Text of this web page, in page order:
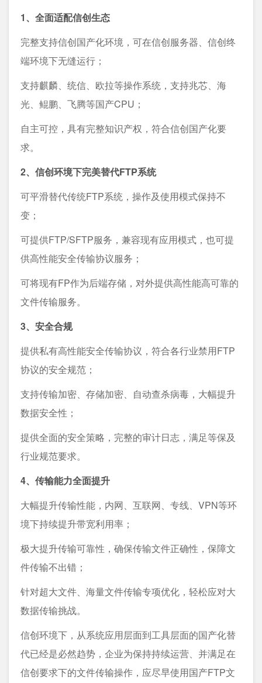
1、全面适配信创生态
完整支持信创国产化环境，可在信创服务器、信创终
端环境下无缝运行；
支持麒麟、统信、欧拉等操作系统，支持兆芯、海
光、鲲鹏、飞腾等国产CPU；
自主可控，具有完整知识产权，符合信创国产化要
求。
2、信创环境下完美替代FTP系统
可平滑替代传统FTP系统，操作及使用模式保持不
变；
可提供FTP/SFTP服务，兼容现有应用模式，也可提
供高性能安全传输协议服务；
可将现有FP作为后端存储，对外提供高性能高可靠的
文件传输服务。
3、安全合规
提供私有高性能安全传输协议，符合各行业禁用FTP
协议的安全规范；
支持传输加密、存储加密、自动查杀病毒，大幅提升
数据安全性；
提供全面的安全策略，完整的审计日志，满足等保及
行业规范要求。
4、传输能力全面提升
大幅提升传输性能，内网、互联网、专线、VPN等环
境下持续提升带宽利用率；
极大提升传输可靠性，确保传输文件正确性，保障文
件传输不出错；
针对超大文件、海量文件传输专项优化，轻松应对大
数据传输挑战。
信创环境下，从系统应用层面到工具层面的国产化替
代已经是必然趋势，企业为保持持续运营、并满足在
信创要求下的文件传输操作，应尽早使用国产FTP文